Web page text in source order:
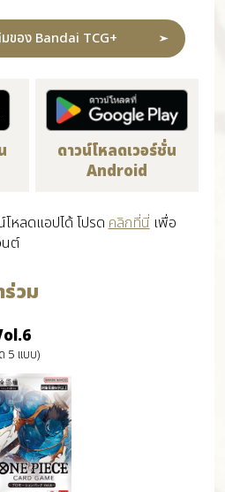
ของ Bandai TCG+
ดาวน์โหลดเวอร์ชั่น
Android
หลดแอปได้ โปรดคลิกที่นี่เพื่อ
ต์
ร่วม
5 แบบ)